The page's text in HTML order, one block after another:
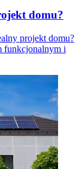
domu?
projekt domu?
funkcjonalnym i